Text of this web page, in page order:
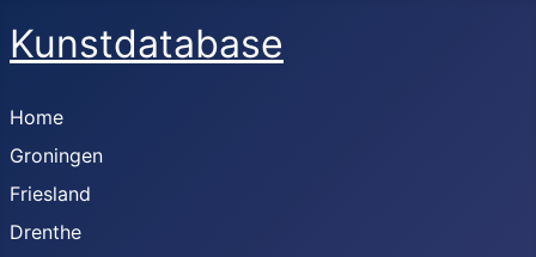
Kunstdatabase
Home
Groningen
Friesland
Drenthe